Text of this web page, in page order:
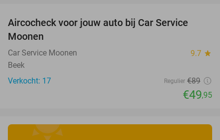
Aircocheck voor jouw auto bij Car Service
Moonen
Car Service Moonen 9.7 star
Beek
Verkocht: 17
Regulier €89
€49,95